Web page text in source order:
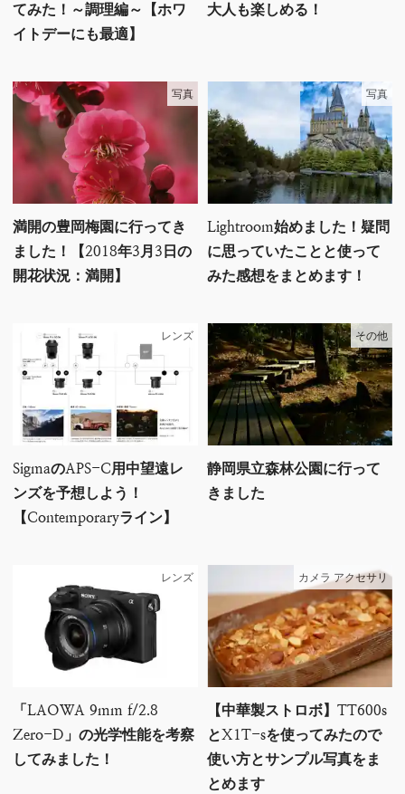
てみた！～調理編～【ホワ
イトデーにも最適】
大人も楽しめる！
写真
満開の豊岡梅園に行ってき
ました！【2018年3月3日の
開花状況：満開】
写真
Lightroom始めました！疑問
に思っていたことと使って
みた感想をまとめます！
レンズ
SigmaのAPS-C用中望遠レ
ンズを予想しよう！
【Contemporaryライン】
その他
静岡県立森林公園に行って
きました
レンズ
「LAOWA 9mm f/2.8
Zero-D」の光学性能を考察
してみました！
カメラ アクセサリ
【中華製ストロボ】TT600s
とX1T-sを使ってみたので
使い方とサンプル写真をま
とめます